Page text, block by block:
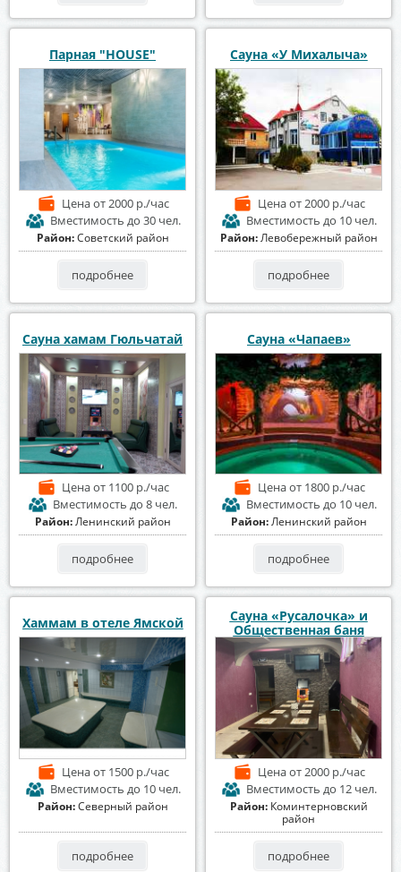
Парная "HOUSE"
Ценаот 2000 р./час
Вместимость до 30 чел.
Район:Советский район
подробнее
Сауна «У Михалыча»
Ценаот 2000 р./час
Вместимость до 10 чел.
Район:Левобережный район
подробнее
Сауна хамам Гюльчатай
Ценаот 1100 р./час
Вместимость до 8 чел.
Район:Ленинский район
подробнее
Сауна «Чапаев»
Ценаот 1800 р./час
Вместимость до 10 чел.
Район:Ленинский район
подробнее
Хаммам в отеле Ямской
Ценаот 1500 р./час
Вместимость до 10 чел.
Район:Северный район
подробнее
Сауна «Русалочка» и
Общественная баня
Ценаот 2000 р./час
Вместимость до 12 чел.
Район: Коминтерновский
район
подробнее